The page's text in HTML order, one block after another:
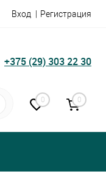
Вход Регистрация
+375 (29) 303 22 30
0 0